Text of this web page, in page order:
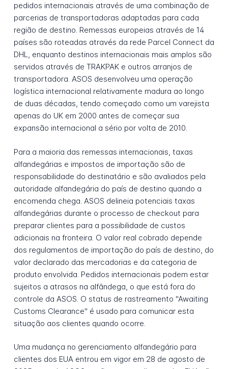
pedidos internacionais através de uma combinação de
parcerias de transportadoras adaptadas para cada
região de destino. Remessas europeias através de 14
países são roteadas através da rede Parcel Connect da
DHL, enquanto destinos internacionais mais amplos são
servidos através de TRAKPAK e outros arranjos de
transportadora. ASOS desenvolveu uma operação
logística internacional relativamente madura ao longo
de duas décadas, tendo começado como um varejista
apenas do UK em 2000 antes de começar sua
expansão internacional a sério por volta de 2010.
Para a maioria das remessas internacionais, taxas
alfandegárias e impostos de importação são de
responsabilidade do destinatário e são avaliados pela
autoridade alfandegária do país de destino quando a
encomenda chega. ASOS delineia potenciais taxas
alfandegárias durante o processo de checkout para
preparar clientes para a possibilidade de custos
adicionais na fronteira. O valor real cobrado depende
dos regulamentos de importação do país de destino, do
valor declarado das mercadorias e da categoria de
produto envolvida. Pedidos internacionais podem estar
sujeitos a atrasos na alfândega, o que está fora do
controle da ASOS. O status de rastreamento "Awaiting
Customs Clearance" é usado para comunicar esta
situação aos clientes quando ocorre.
Uma mudança no gerenciamento alfandegário para
clientes dos EUA entrou em vigor em 28 de agosto de